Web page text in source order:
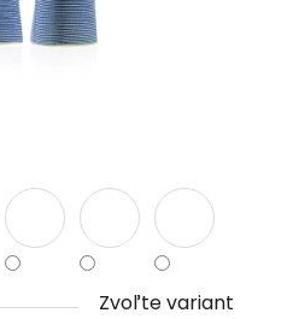
Zvoľte variant